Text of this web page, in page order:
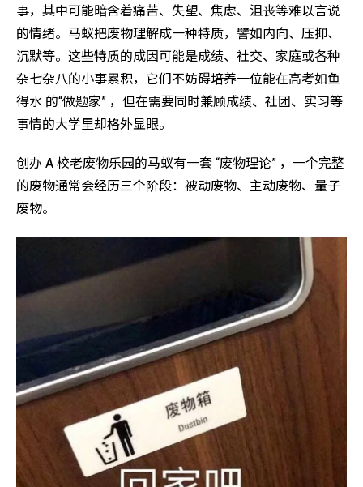
事，其中可能暗含着痛苦、失望、焦虑、沮丧等难以言说
的情绪。马蚁把废物理解成一种特质，譬如内向、压抑、
沉默等。这些特质的成因可能是成绩、社交、家庭或各种
杂七杂八的小事累积，它们不妨碍培养一位能在高考如鱼
得水 的“做题家” ，但在需要同时兼顾成绩、社团、实习等
事情的大学里却格外显眼。
创办 A 校老废物乐园的马蚁有一套 “废物理论” ，一个完整
的废物通常会经历三个阶段：被动废物、主动废物、量子
废物。